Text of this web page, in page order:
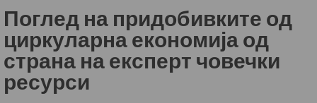
Поглед на придобивките од
циркуларна економија од
страна на експерт човечки
ресурси